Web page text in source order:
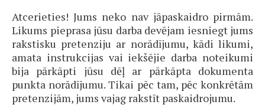
Atcerieties! Jums neko nav jāpaskaidro pirmām.
Likums pieprasa jūsu darba devējam iesniegt jums
rakstisku pretenziju ar norādījumu, kādi likumi,
amata instrukcijas vai iekšējie darba noteikumi
bija pārkāpti jūsu dēļ ar pārkāpta dokumenta
punkta norādījumu. Tikai pēc tam, pēc konkrētām
pretenzijām, jums vajag rakstīt paskaidrojumu.